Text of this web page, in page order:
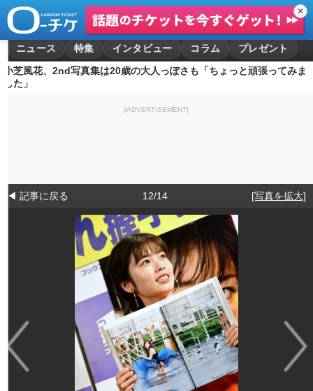
✕
ニュース 特集 インタビュー コラム
プレゼント
小芝風花、2nd写真集は20歳の大人っぽさも「ちょっと頑張ってみま
した」
[ADVERTISEMENT]
◀ 記事に戻る 12/14 [写真を拡大]